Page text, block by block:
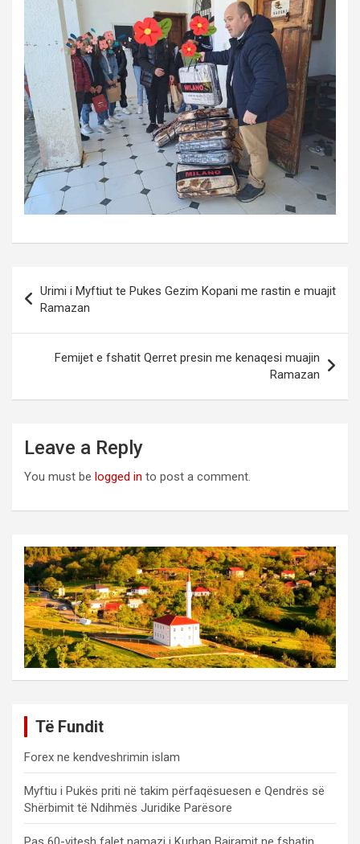
navigation
Urimi i Myftiut te Pukes Gezim Kopani me rastin e muajit
Ramazan
Femijet e fshatit Qerret presin me kenaqesi muajin
Ramazan
Leave a Reply
You must be logged in to post a comment.
Të Fundit
Forex ne kendveshrimin islam
Myftiu i Pukës priti në takim përfaqësuesen e Qendrës së
Shërbimit të Ndihmës Juridike Parësore